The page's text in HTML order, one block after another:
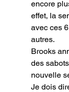
encore
effet, la
avec ces
autres.
Brooks
des
nouvelle
Je dois